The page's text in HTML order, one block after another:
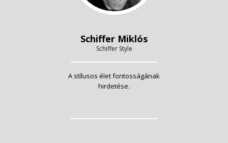
Schiffer Miklós
Schiffer Style
A stílusos élet fontosságának
hirdetése.